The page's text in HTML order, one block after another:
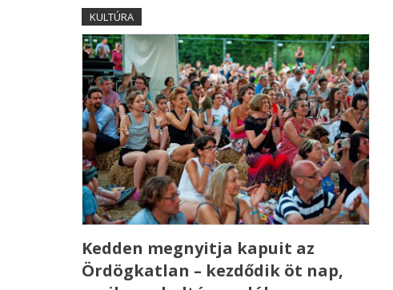
KULTÚRA
Kedden megnyitja kapuit az
Ördögkatlan – kezdődik öt nap,